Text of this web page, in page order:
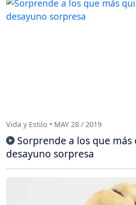
Vida y Estilo • MAY 28 / 2019
Sorprende a los que
desayuno sorpresa